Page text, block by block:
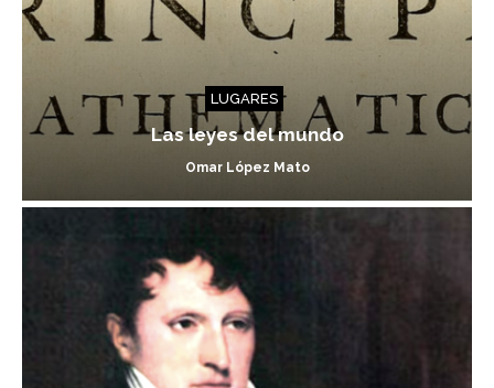
LUGARES
Las leyes del mundo
Omar López Mato